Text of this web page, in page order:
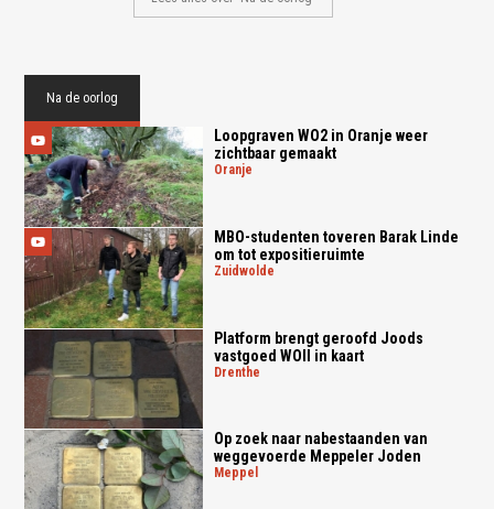
Na de oorlog
Loopgraven WO2 in Oranje weer
zichtbaar gemaakt
oranje
MBO-studenten toveren Barak Linde
om tot expositieruimte
zuidwolde
Platform brengt geroofd Joods
vastgoed WOII in kaart
drenthe
Op zoek naar nabestaanden van
weggevoerde Meppeler Joden
meppel